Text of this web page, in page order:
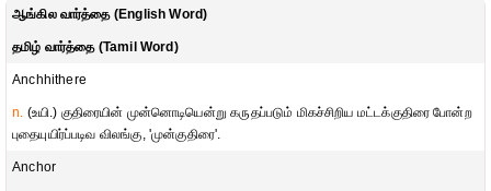
ஆங்கில வார்த்தை (English Word)
தமிழ் வார்த்தை (Tamil Word)
Anchhithere
n. (உயி.) குதிரையின் முன்னொடியென்று கருதப்படும் மிகச்சிறிய மட்டக்குதிரை போன்ற
புதையுயிர்ப்படிவ விலங்கு, 'முன்குதிரை'.
Anchor